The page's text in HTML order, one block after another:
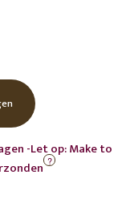
-Let op: Make to
?